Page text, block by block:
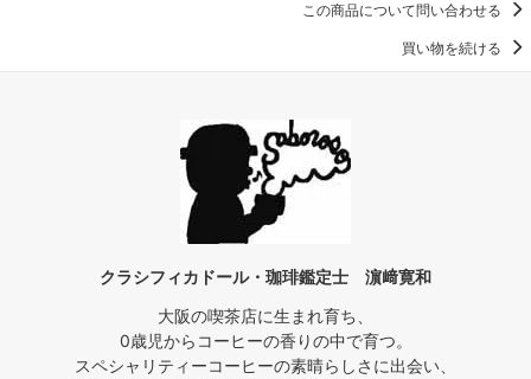
この商品について問い合わせる
買い物を続ける
クラシフィカドール・珈琲鑑定士 濵﨑寛和
大阪の喫茶店に生まれ育ち、
0歳児からコーヒーの香りの中で育つ。
スペシャリティーコーヒーの素晴らしさに出会い、